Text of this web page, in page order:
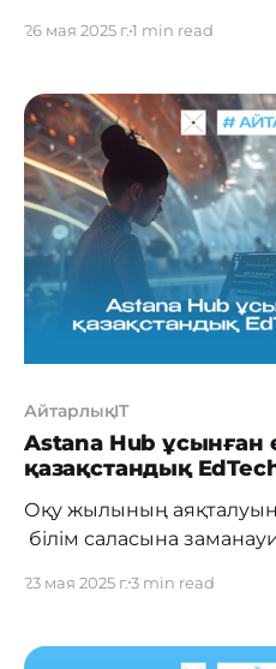
көлемінде сыйақыға ие
астам елден келген 40
қатысушының басын
венчурлік
кәсіпкерлік саласындағы
26 мая 2025 г.1 min read
АйтарлықIT
Astana Hub ұсынған
қазақстандық
Оқу жылының
білім саласына
ұсынады. Бұл цифрлық
мен ата-аналар үшін
23 мая 2025 г.3 min read